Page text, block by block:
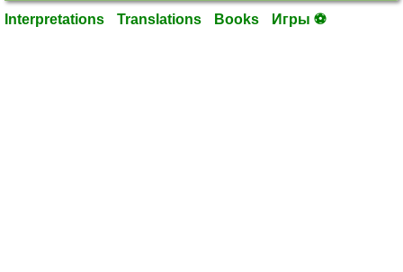
Interpretations Translations Books Игры ⚽